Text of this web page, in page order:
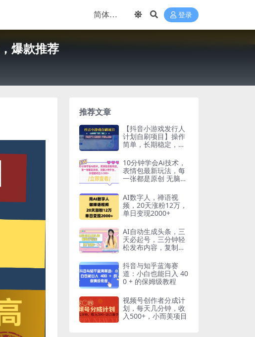
登录
爆款推荐
推荐文章
【抖音小游戏发行人
计划自刷项目】操作
简单，长期稳定，日
矩阵放大
10分钟学会Ai技术，
表情包最新玩法，每
一张都是原创 无脑上
AI数字人，禅语视
频，20天涨粉12万，
单日变现2000+
AI自动生成头条，三
天必起号，三分钟轻
松发布内容，复制粘
抖音与知乎蓝海赛
道：小白也能日入 40
0 + 的保姆级教程
视频号创作者分成计
划，每天几分钟，收
入500+，小而美项目